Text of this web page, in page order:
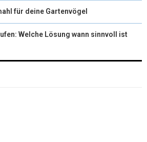
für deine Gartenvögel
Welche Lösung wann sinnvoll ist